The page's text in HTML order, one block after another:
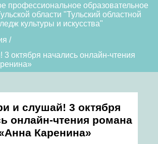
профессиональное образовательное
области "Тульский областной
культуры и искусства"
/
октября начались онлайн-чтения
и слушай! 3 октября
онлайн-чтения романа
Каренина»